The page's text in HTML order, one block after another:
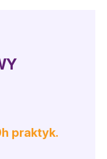
praktyk.